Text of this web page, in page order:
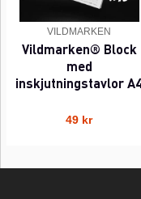
VILDMARKEN
Vildmarken® Block
med
inskjutningstavlor
49 kr